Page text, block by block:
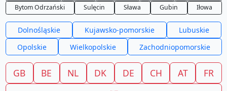
Bytom Odrzański
Sulęcin Sława Gubin Iłowa
Dolnośląskie Kujawsko-pomorskie
Lubuskie
Opolskie
Wielkopolskie Zachodniopomorskie
GB BE NL DK DE CH AT
FR